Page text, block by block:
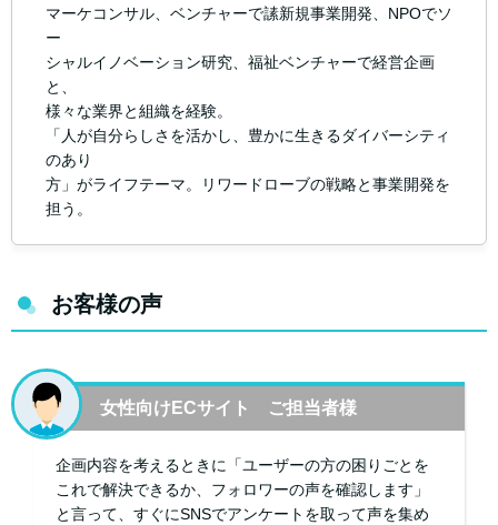
マーケコンサル、ベンチャーで䛾新規事業開発、NPOでソ
ー
シャルイノベーション研究、福祉ベンチャーで経営企画
と、
様々な業界と組織を経験。
「人が自分らしさを活かし、豊かに生きるダイバーシティ
のあり
方」がライフテーマ。リワードローブの戦略と事業開発を
担う。
お客様の声
女性向けECサイト ご担当者様
企画内容を考えるときに「ユーザーの方の困りごとを
これで解決できるか、フォロワーの声を確認します」
と言って、すぐにSNSでアンケートを取って声を集め